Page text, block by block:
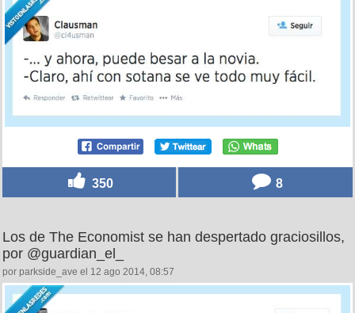
350 8
Los de The Economist se han despertado graciosillos,
por @guardian_el_
por parkside_ave el 12 ago 2014, 08:57